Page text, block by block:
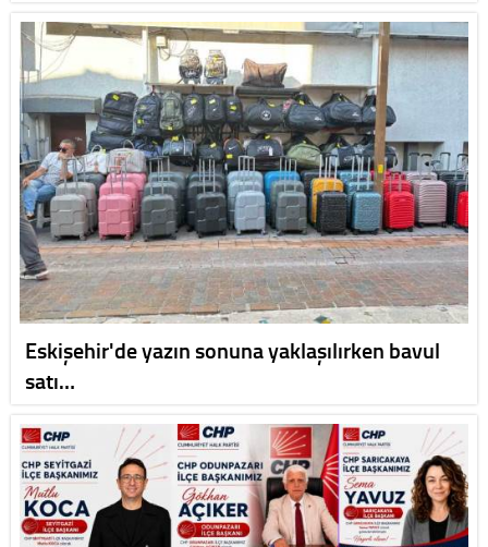
Eskişehir'de yazın sonuna yaklaşılırken bavul
satı…